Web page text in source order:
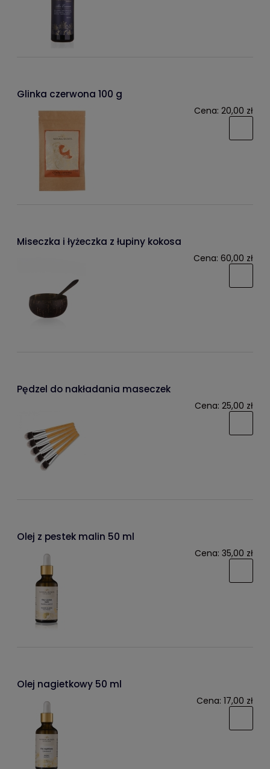
Glinka czerwona 100 g
Cena: 20,00 zł
Miseczka i łyżeczka z łupiny kokosa
Cena: 60,00 zł
Pędzel do nakładania maseczek
Cena: 25,00 zł
Olej z pestek malin 50 ml
Cena: 35,00 zł
Olej nagietkowy 50 ml
Cena: 17,00 zł